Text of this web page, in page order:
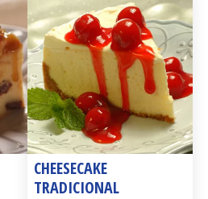
CHEESECAKE
TRADICIONAL